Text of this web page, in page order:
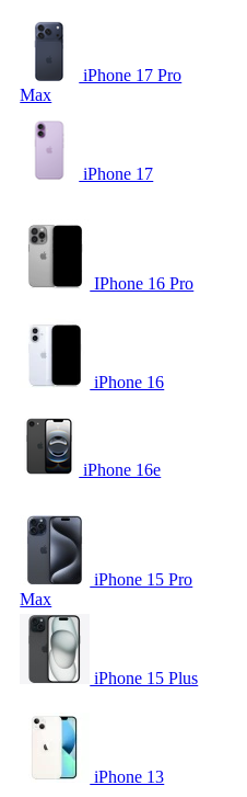
iPhone 17 Pro
Max
iPhone 17
IPhone 16 Pro
iPhone 16
iPhone 16e
iPhone 15 Pro
Max
iPhone 15 Plus
iPhone 13